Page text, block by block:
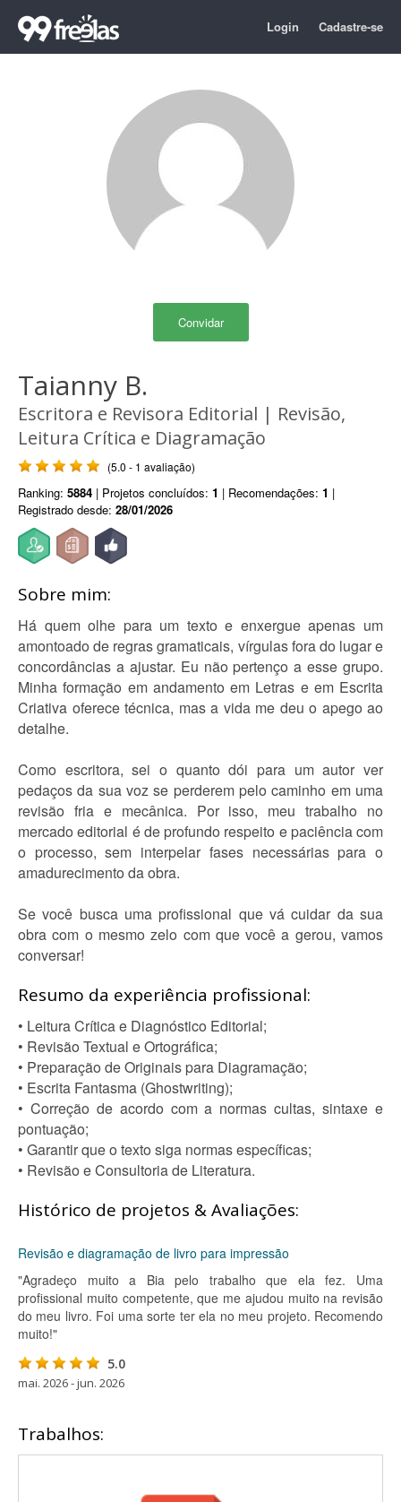
Login Cadastre-se
Convidar
Taianny B.
Escritora e Revisora Editorial | Revisão,
Leitura Crítica e Diagramação
(5.0 - 1 avaliação)
Ranking: 5884 | Projetos concluídos: 1 | Recomendações: 1 |
Registrado desde: 28/01/2026
Sobre mim:
Há quem olhe para um texto e enxergue apenas um
amontoado de regras gramaticais, vírgulas fora do lugar e
concordâncias a ajustar. Eu não pertenço a esse grupo.
Minha formação em andamento em Letras e em Escrita
Criativa oferece técnica, mas a vida me deu o apego ao
detalhe.
Como escritora, sei o quanto dói para um autor ver
pedaços da sua voz se perderem pelo caminho em uma
revisão fria e mecânica. Por isso, meu trabalho no
mercado editorial é de profundo respeito e paciência com
o processo, sem interpelar fases necessárias para o
amadurecimento da obra.
Se você busca uma profissional que vá cuidar da sua
obra com o mesmo zelo com que você a gerou, vamos
conversar!
Resumo da experiência profissional:
• Leitura Crítica e Diagnóstico Editorial;
• Revisão Textual e Ortográfica;
• Preparação de Originais para Diagramação;
• Escrita Fantasma (Ghostwriting);
• Correção de acordo com a normas cultas, sintaxe e
pontuação;
• Garantir que o texto siga normas específicas;
• Revisão e Consultoria de Literatura.
Histórico de projetos & Avaliações:
Revisão e diagramação de livro para impressão
"Agradeço muito a Bia pelo trabalho que ela fez. Uma
profissional muito competente, que me ajudou muito na revisão
do meu livro. Foi uma sorte ter ela no meu projeto. Recomendo
muito!"
5.0
mai. 2026 - jun. 2026
Trabalhos: